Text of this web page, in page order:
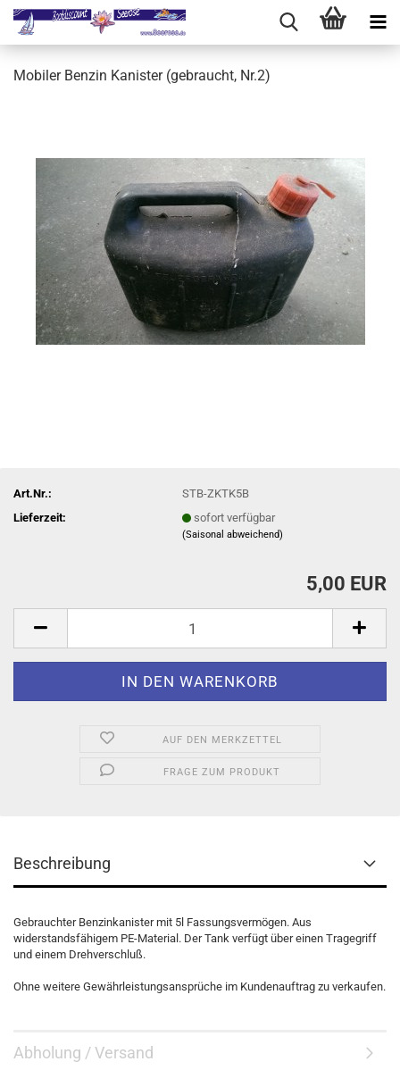
Mobiler Benzin Kanister (gebraucht, Nr.2)
Art.Nr.:
STB-ZKTK5B
Lieferzeit:
sofort verfügbar
(Saisonal abweichend)
5,00 EUR
AUF DEN MERKZETTEL
FRAGE ZUM PRODUKT
Beschreibung
Gebrauchter Benzinkanister mit 5l Fassungsvermögen. Aus
widerstandsfähigem PE-Material. Der Tank verfügt über einen Tragegriff
und einem Drehverschluß.
Ohne weitere Gewährleistungsansprüche im Kundenauftrag zu verkaufen.
Abholung / Versand